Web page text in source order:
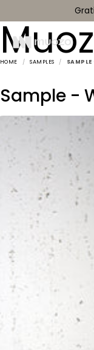
HOME / SAMPLES / SAMPLE
Sample -